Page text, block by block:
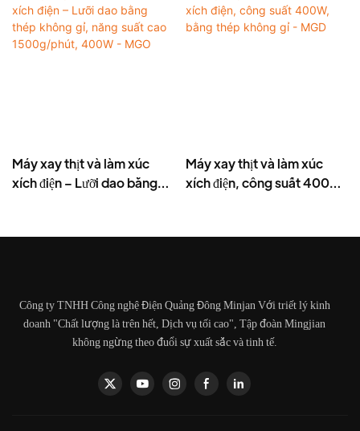
Máy xay thịt và làm xúc
xích điện – Lưỡi dao bằng
MGO
Máy xay thịt và làm xúc
xích điện, công suất 400W,
Công ty TNHH Công nghệ Điện Quảng Đông Minjan Với triết lý kinh
doanh "Chất lượng là trên hết, Dịch vụ tối cao", Tập đoàn Mingjian
không ngừng theo đuổi sự xuất sắc và tinh tế.